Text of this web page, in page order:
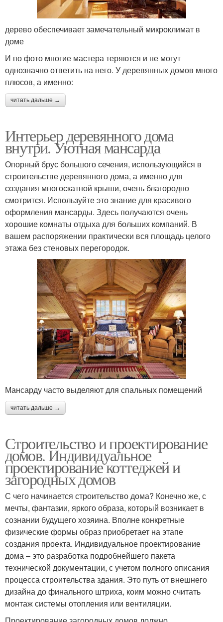
дерево обеспечивает замечательный микроклимат в
доме
И по фото многие мастера теряются и не могут
однозначно ответить на него. У деревянных домов много
плюсов, а именно:
читать дальше →
Интерьер деревянного дома
внутри. Уютная мансарда
Опорный брус большого сечения, использующийся в
строительстве деревянного дома, а именно для
создания многоскатной крыши, очень благородно
смотрится. Используйте это знание для красивого
оформления мансарды. Здесь получаются очень
хорошие комнаты отдыха для больших компаний. В
вашем распоряжении практически вся площадь целого
этажа без стеновых перегородок.
Мансарду часто выделяют для спальных помещений
читать дальше →
Строительство и проектирование
домов. Индивидуальное
проектирование коттеджей и
загородных домов
С чего начинается строительство дома? Конечно же, с
мечты, фантазии, яркого образа, который возникает в
сознании будущего хозяина. Вполне конкретные
физические формы образ приобретает на этапе
создания проекта. Индивидуальное проектирование
дома – это разработка подробнейшего пакета
технической документации, с учетом полного описания
процесса строительства здания. Это путь от внешнего
дизайна до финального штриха, коим можно считать
монтаж системы отопления или вентиляции.